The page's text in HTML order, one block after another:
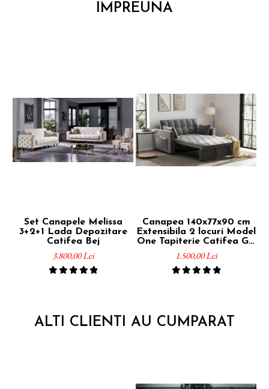
IMPREUNA
Set Canapele Melissa
3+2+1 Lada Depozitare
Catifea Bej
3.800,00 Lei
Canapea 140x77x90 cm
Extensibila 2 locuri Model
One Tapiterie Catifea Gri
Inchis
1.500,00 Lei
ALTI CLIENTI AU CUMPARAT